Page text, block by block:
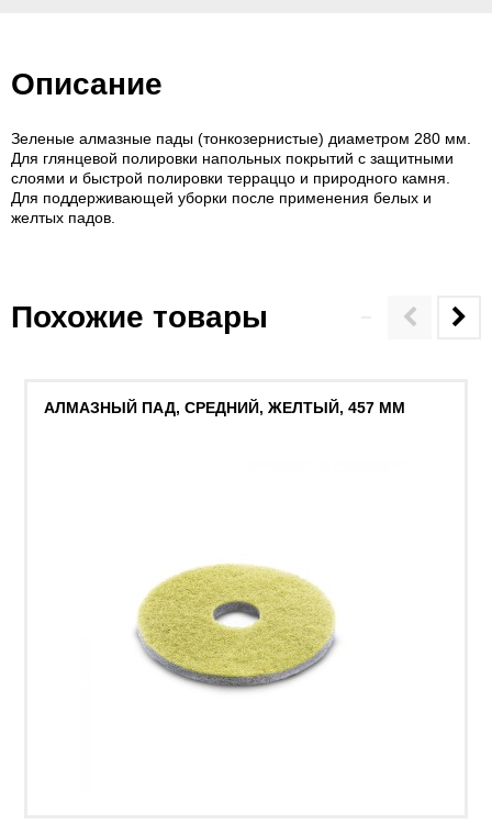
Описание
Зеленые алмазные пады (тонкозернистые) диаметром 280 мм.
Для глянцевой полировки напольных покрытий с защитными
слоями и быстрой полировки терраццо и природного камня.
Для поддерживающей уборки после применения белых и
желтых падов.
Похожие товары
АЛМАЗНЫЙ ПАД, СРЕДНИЙ, ЖЕЛТЫЙ, 457 MM